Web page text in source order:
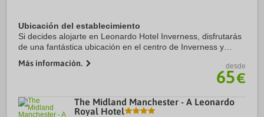
Ubicación del establecimiento
Si decides alojarte en Leonardo Hotel Inverness, disfrutarás
de una fantástica ubicación en el centro de Inverness y
Inverness y Centro Comercial ...
Más información. desde
65€
The Midland Manchester - A Leonardo
Royal Hotel